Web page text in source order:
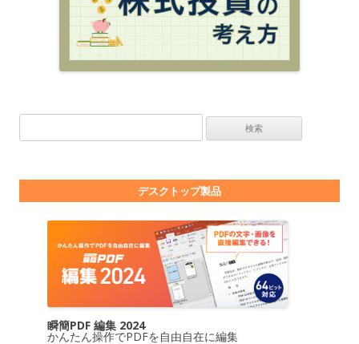
デスクトップ製品
瞬簡PDF 編集 2024
かんたん操作でPDFを自由自在に編集